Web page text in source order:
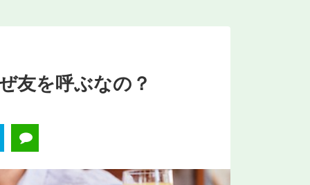
友を呼ぶなの？